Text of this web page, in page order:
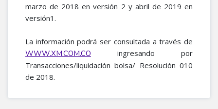
marzo de 2018 en versión 2 y abril de 2019 en
versión1.
La información podrá ser consultada a través de
WWW.XM.COM.CO ingresando por
Transacciones/liquidación bolsa/ Resolución 010
de 2018.​